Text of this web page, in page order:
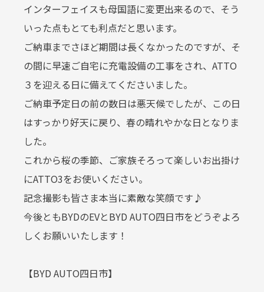
インターフェイスも母国語に変更出来るので、そう
いった点もとても利点だと思います。
ご納車までさほど期間は長くなかったのですが、そ
の間に早速ご自宅に充電設備の工事をされ、ATTO
３を迎える日に備えてくださいました。
ご納車予定日の前の数日は悪天候でしたが、この日
はすっかり好天に戻り、春の晴れやかな日となりま
した。
これから桜の季節、ご家族そろって楽しいお出掛け
にATTO3をお使いください。
記念撮影も皆さま本当に素敵な笑顔です♪
今後ともBYDのEVとBYD AUTO四日市をどうぞよろ
しくお願いいたします！
【BYD AUTO四日市】